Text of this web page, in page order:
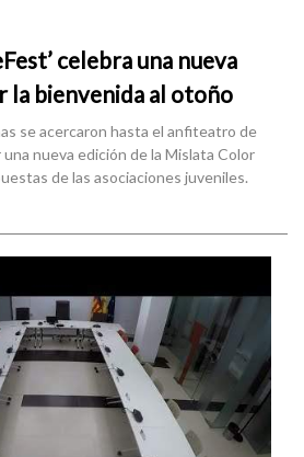
celebra una nueva
la bienvenida al otoño
se acercaron hasta el anfiteatro de
nueva edición de la Mislata Color
de las asociaciones juveniles.